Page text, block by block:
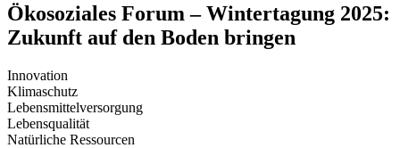
Ökosoziales Forum – Wintertagung 2025:
Zukunft auf den Boden bringen
Innovation
Klimaschutz
Lebensmittelversorgung
Lebensqualität
Natürliche Ressourcen